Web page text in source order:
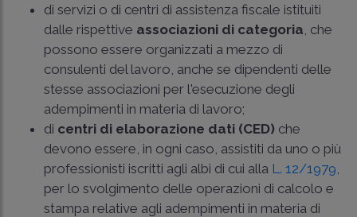
di servizi o di centri di assistenza fiscale istituiti
dalle rispettive associazioni di categoria , che
possono essere organizzati a mezzo di
consulenti del lavoro, anche se dipendenti delle
stesse associazioni per l'esecuzione degli
adempimenti in materia di lavoro;
di centri di elaborazione dati (CED) che
devono essere, in ogni caso, assistiti da uno o più
professionisti iscritti agli albi di cui alla L. 12/1979
per lo svolgimento delle operazioni di calcolo e
stampa relative agli adempimenti in materia di